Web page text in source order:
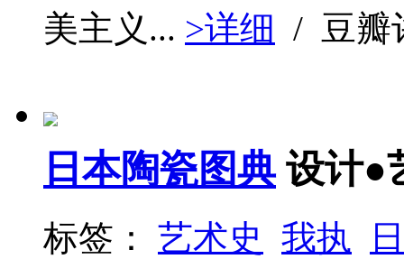
美主义... >详细 / 豆瓣
日本陶瓷图典 设计●
标签： 艺术史 我执